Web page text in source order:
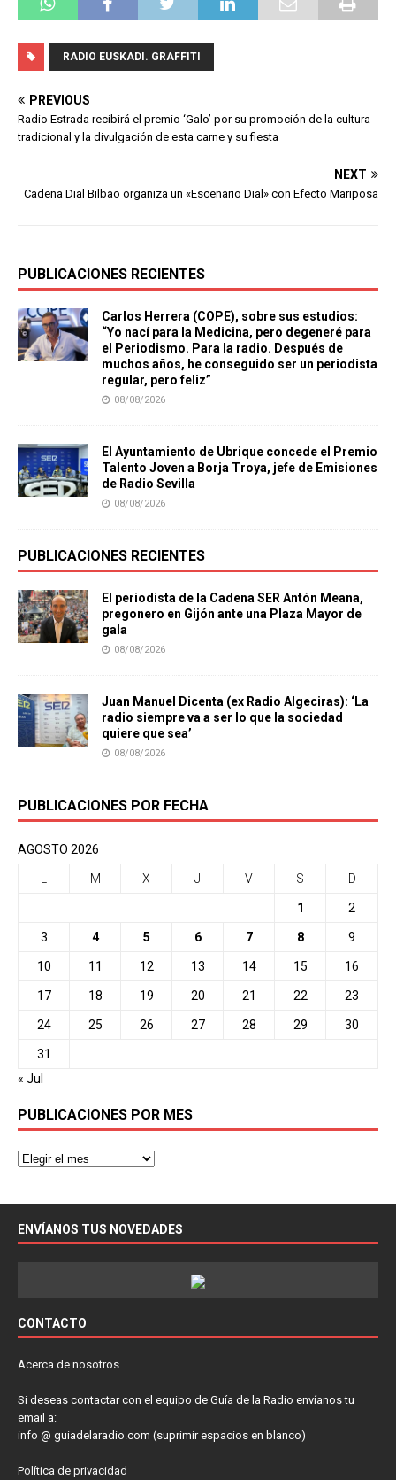
RADIO EUSKADI. GRAFFITI
PREVIOUS
Radio Estrada recibirá el premio ‘Galo’ por su promoción de la cultura
tradicional y la divulgación de esta carne y su fiesta
NEXT
Cadena Dial Bilbao organiza un «Escenario Dial» con Efecto Mariposa
PUBLICACIONES RECIENTES
Carlos Herrera (COPE), sobre sus estudios:
“Yo nací para la Medicina, pero degeneré para
el Periodismo. Para la radio. Después de
muchos años, he conseguido ser un periodista
regular, pero feliz”
08/08/2026
El Ayuntamiento de Ubrique concede el Premio
Talento Joven a Borja Troya, jefe de Emisiones
de Radio Sevilla
08/08/2026
PUBLICACIONES RECIENTES
El periodista de la Cadena SER Antón Meana,
pregonero en Gijón ante una Plaza Mayor de
gala
08/08/2026
Juan Manuel Dicenta (ex Radio Algeciras): ‘La
radio siempre va a ser lo que la sociedad
quiere que sea’
08/08/2026
PUBLICACIONES POR FECHA
AGOSTO 2026
M X J V S D
1 2
3 4 5 6 7 8 9
10 11 12 13 14 15 16
17 18 19 20 21 22 23
24 25 26 27 28 29 30
31
« Jul
PUBLICACIONES POR MES
ENVÍANOS TUS NOVEDADES
CONTACTO
Acerca de nosotros
Si deseas contactar con el equipo de Guía de la Radio envíanos tu
email a:
info @ guiadelaradio.com (suprimir espacios en blanco)
Política de privacidad